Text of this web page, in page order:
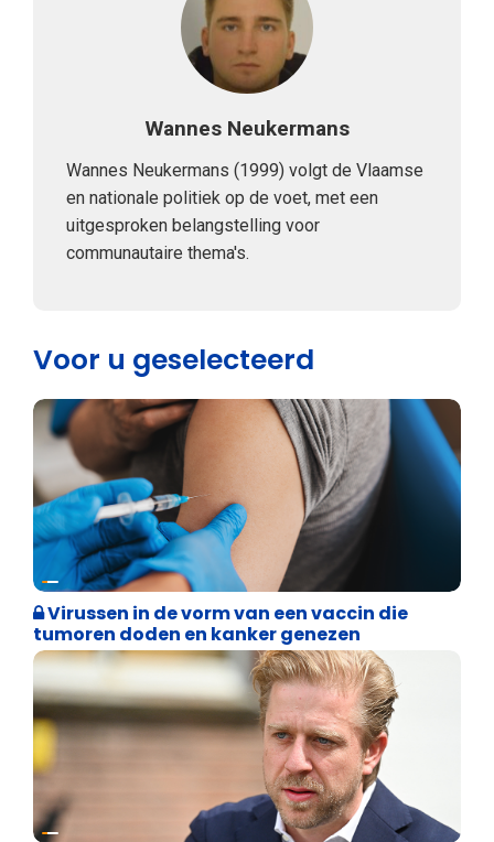
Wannes Neukermans
Wannes Neukermans (1999) volgt de Vlaamse
en nationale politiek op de voet, met een
uitgesproken belangstelling voor
communautaire thema's.
Voor u geselecteerd
Weekblad 't Pallieterke
Virussen in de vorm van een vaccin die
tumoren doden en kanker genezen
Binnenland politiek